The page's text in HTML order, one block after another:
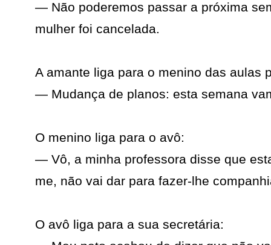
— Não poderemos passar a próxima
mulher foi cancelada.
A amante liga para o menino das aulas
— Mudança de planos: esta semana
O menino liga para o avô:
— Vô, a minha professora disse que
me, não vai dar para fazer-lhe
O avô liga para a sua secretária: